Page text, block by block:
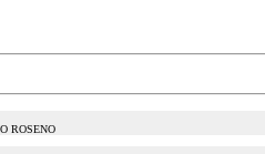
ROSENO